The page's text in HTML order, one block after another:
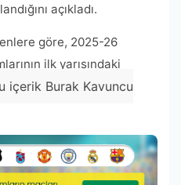
açıkladı.
göre, 2025-26
ilk yarısındaki
içerik Burak Kavuncu